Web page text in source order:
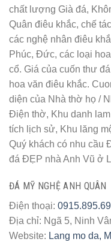
chất lượng Già đá,
Quân điêu khắc, chế
các nghệ nhân điêu
Phúc, Đức, các loại
cổ. Giá của cuốn thư
hoa văn điêu khắc.
diện của Nhà thờ họ /
Điện thờ, Khu danh
tích lịch sử, Khu lăng
Quý khách có nhu cầu
đá ĐẸP nhà Anh Vũ ở
ĐÁ MỸ NGHỆ ANH QUÂN
Điện thoại:
Địa chỉ: Ngã 5, Ninh
Website: Lang mo da,